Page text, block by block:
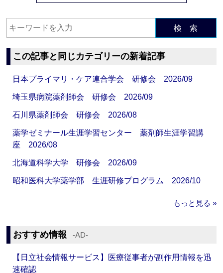
検 索
この記事と同じカテゴリーの新着記事
日本プライマリ・ケア連合学会 研修会 2026/09
埼玉県病院薬剤師会 研修会 2026/09
石川県薬剤師会 研修会 2026/08
薬学ゼミナール生涯学習センター 薬剤師生涯学習講
座 2026/08
北海道科学大学 研修会 2026/09
昭和医科大学薬学部 生涯研修プログラム 2026/10
もっと見る »
おすすめ情報 ‐AD‐
【日立社会情報サービス】医療従事者が副作用情報を迅
速確認